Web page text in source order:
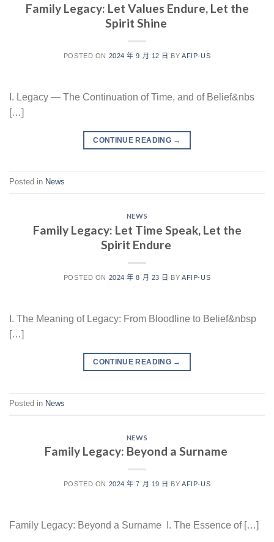
Family Legacy: Let Values Endure, Let the
Spirit Shine
POSTED ON 2024 年 9 月 12 日 BYAFIP-US
I. Legacy — The Continuation of Time, and of Belief&nbs
[…]
CONTINUE READING →
Posted in News
NEWS
Family Legacy: Let Time Speak, Let the
Spirit Endure
POSTED ON 2024 年 8 月 23 日 BYAFIP-US
I. The Meaning of Legacy: From Bloodline to Belief&nbsp
[…]
CONTINUE READING →
Posted in News
NEWS
Family Legacy: Beyond a Surname
POSTED ON 2024 年 7 月 19 日 BYAFIP-US
Family Legacy: Beyond a Surname I. The Essence of […]